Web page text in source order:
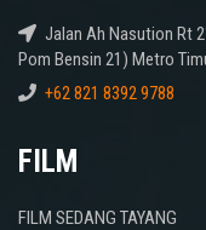
Jalan Ah Nasution Rt
Pom Bensin 21) Metro
+62 821 8392 9788
FILM
FILM SEDANG TAYANG